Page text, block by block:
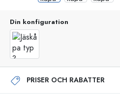
Din konfiguration
PRISER OCH RABATTER